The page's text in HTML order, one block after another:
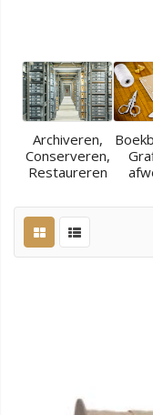
Archiveren,
Conserveren,
Restaureren